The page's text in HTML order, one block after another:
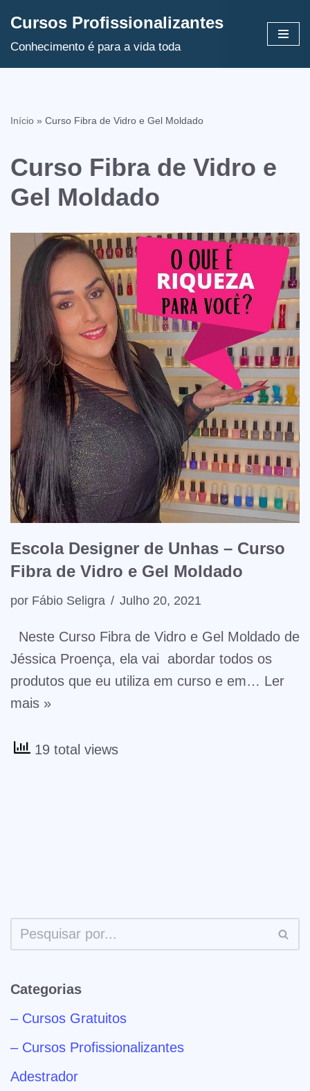
Avançar
Cursos Profissionalizantes
Conhecimento é para a vida toda
Início » Curso Fibra de Vidro e Gel Moldado
Curso Fibra de Vidro e
Gel Moldado
Escola Designer de Unhas – Curso
Fibra de Vidro e Gel Moldado
por Fábio Seligra Julho 20, 2021
Neste Curso Fibra de Vidro e Gel Moldado de
Jéssica Proença, ela vai abordar todos os
produtos que eu utiliza em curso e em… Ler
mais »
19 total views
Categorias
– Cursos Gratuitos
– Cursos Profissionalizantes
Adestrador